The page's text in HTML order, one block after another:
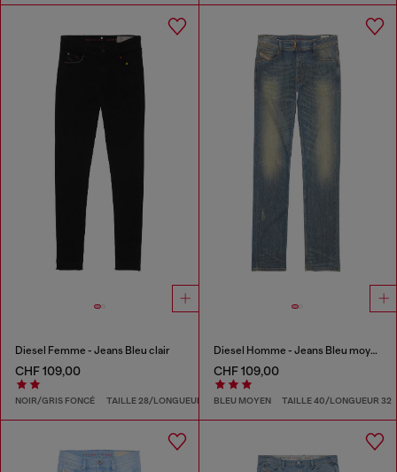
Diesel Femme - Jeans Bleu clair
CHF 109,00
NOIR/GRIS FONCÉ TAILLE 28/LONGUEUR 32
Diesel Homme - Jeans Bleu moyen
CHF 109,00
BLEU MOYEN TAILLE 40/LONGUEUR 32